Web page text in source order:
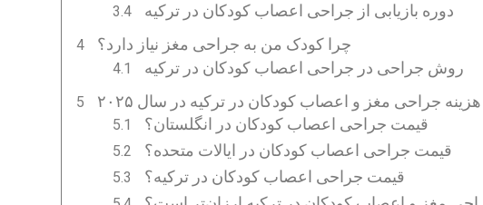
دوره بازیابی از جراحی اعصاب کودکان در ترکیه
چرا کودک من به جراحی مغز نیاز دارد؟
روش جراحی در جراحی اعصاب کودکان در ترکیه
هزینه جراحی مغز و اعصاب کودکان در ترکیه در سال ۲۰۲۵
قیمت جراحی اعصاب کودکان در انگلستان؟
قیمت جراحی اعصاب کودکان در ایالات متحده؟
قیمت جراحی اعصاب کودکان در ترکیه؟